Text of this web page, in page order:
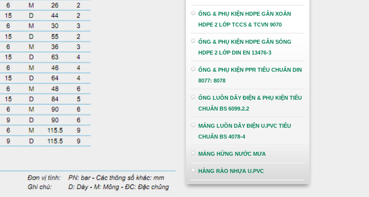
ỐNG & PHỤ KIỆN HDPE GÂN XOẮN
HDPE 2 LỚP TCCS & TCVN 9070
ỐNG & PHỤ KIỆN HDPE GÂN SÓNG
HDPE 2 LỚP DIN EN 13476-3
ỐNG & PHỤ KIỆN PPR TIÊU CHUẨN DIN
8077: 8078
ỐNG LUỒN DÂY ĐIỆN & PHỤ KIỆN TIÊU
CHUẨN BS 6099.2.2
MÁNG LUỒN DÂY ĐIỆN U.PVC TIÊU
CHUẨN BS 4078-4
MÁNG HỨNG NƯỚC MƯA
HÀNG RÀO NHỰA U.PVC